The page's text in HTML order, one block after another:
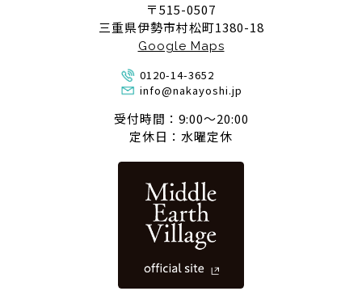
〒515-0507
三重県伊勢市村松町1380-18
Google Maps
0120-14-3652
info@nakayoshi.jp
受付時間：9:00〜20:00
定休日：水曜定休